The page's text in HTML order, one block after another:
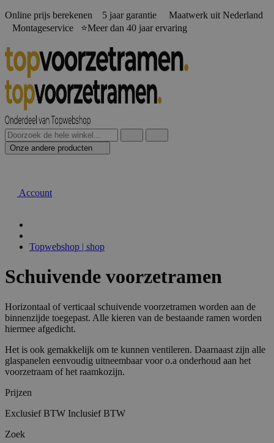
Online prijs berekenen️ 5 jaar garantie Maatwerk uit Nederland
Montageservice ⭐Meer dan 40 jaar ervaring
Onze andere producten
Account
Topwebshop | shop
Schuivende voorzetramen
Horizontaal of verticaal schuivende voorzetramen worden aan de
binnenzijde toegepast. Alle kieren van de bestaande ramen worden
hiermee afgedicht.
Het is ook gemakkelijk om te kunnen ventileren. Daarnaast zijn alle
glaspanelen eenvoudig uitneembaar voor o.a onderhoud aan het
voorzetraam of het raamkozijn.
Prijzen
Exclusief BTW Inclusief BTW
Zoek